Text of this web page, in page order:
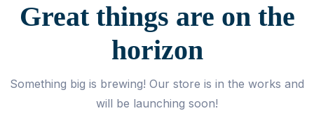
Great things are on the
horizon
Something big is brewing! Our store is in the works and
will be launching soon!